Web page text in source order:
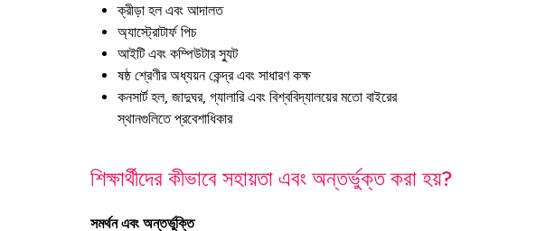
ক্রীড়া হল এবং আদালত
অ্যাস্ট্রোটার্ফ পিচ
আইটি এবং কম্পিউটার স্যুট
ষষ্ঠ শ্রেণীর অধ্যয়ন কেন্দ্র এবং সাধারণ কক্ষ
কনসার্ট হল, জাদুঘর, গ্যালারি এবং বিশ্ববিদ্যালয়ের মতো বাইরের
স্থানগুলিতে প্রবেশাধিকার
শিক্ষার্থীদের কীভাবে সহায়তা এবং অন্তর্ভুক্ত করা হয়?
সমর্থন এবং অন্তর্ভুক্তি